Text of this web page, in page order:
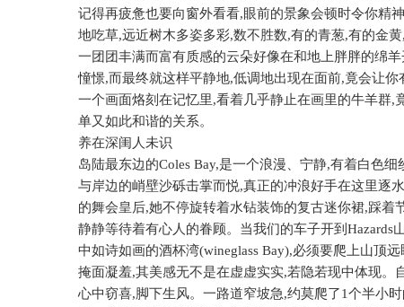
记得再疲惫也要向窗外看看,眼前的景象会顿时令你精
地吃草,远近树木多姿多彩,数不胜数,有的青葱,有的金黄,
一团团丰满而富有质感的云朵好像在和地上胖胖的绵
憧憬,而最终就这样平静地,低调地出现在面前,竟会让你
一个画面烙刻在记忆里,看着几乎静止在画里的牛羊群,
单又如此和谐的关系。
养在深闺人未识
岛陆最东边的Coles Bay,是一个浪漫、宁静,有着白色细
与岸边的峭壁沙砾击掌而悦,真正的冲浪好手在这里逐
的舞会皇后,她不停旋转着水钻装饰的复古迷你裙,踩着
静静等待着有心人的眷顾。当我们的车子开到 Hazards
中如诗如画的酒杯湾(wineglass Bay),必须要爬上山顶
掩面凝羞,其美感无不是在虚虚实实,若隐若现中体现。
心中窃喜,脚下生风。一路道窄坡急,约莫爬了1个半小